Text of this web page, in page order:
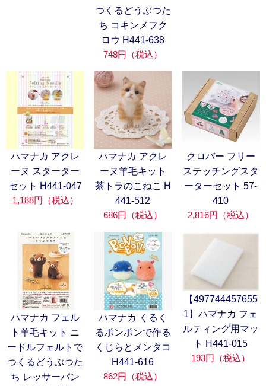
つくるどうぶつた
ち コキンメフク
ロウ H441-638
748円（税込）
ハマナカ アクレ
ーヌ スターター
セット H441-047
1,188円（税込）
ハマナカ アクレ
ーヌ羊毛キット
茶トラのこねこ H
441-512
686円（税込）
クロバー フリー
ステッチングスタ
ーターセット 57-
410
2,816円（税込）
ハマナカ フェル
ト羊毛キット ニ
ードルフェルトで
つくるどうぶつた
ち レッサーパン
ハマナカ くるく
るポンポンで作る
くじらとメンダコ
H441-616
862円（税込）
【497744457655
1】ハマナカ フェ
ルティング用マッ
ト H441-015
193円（税込）